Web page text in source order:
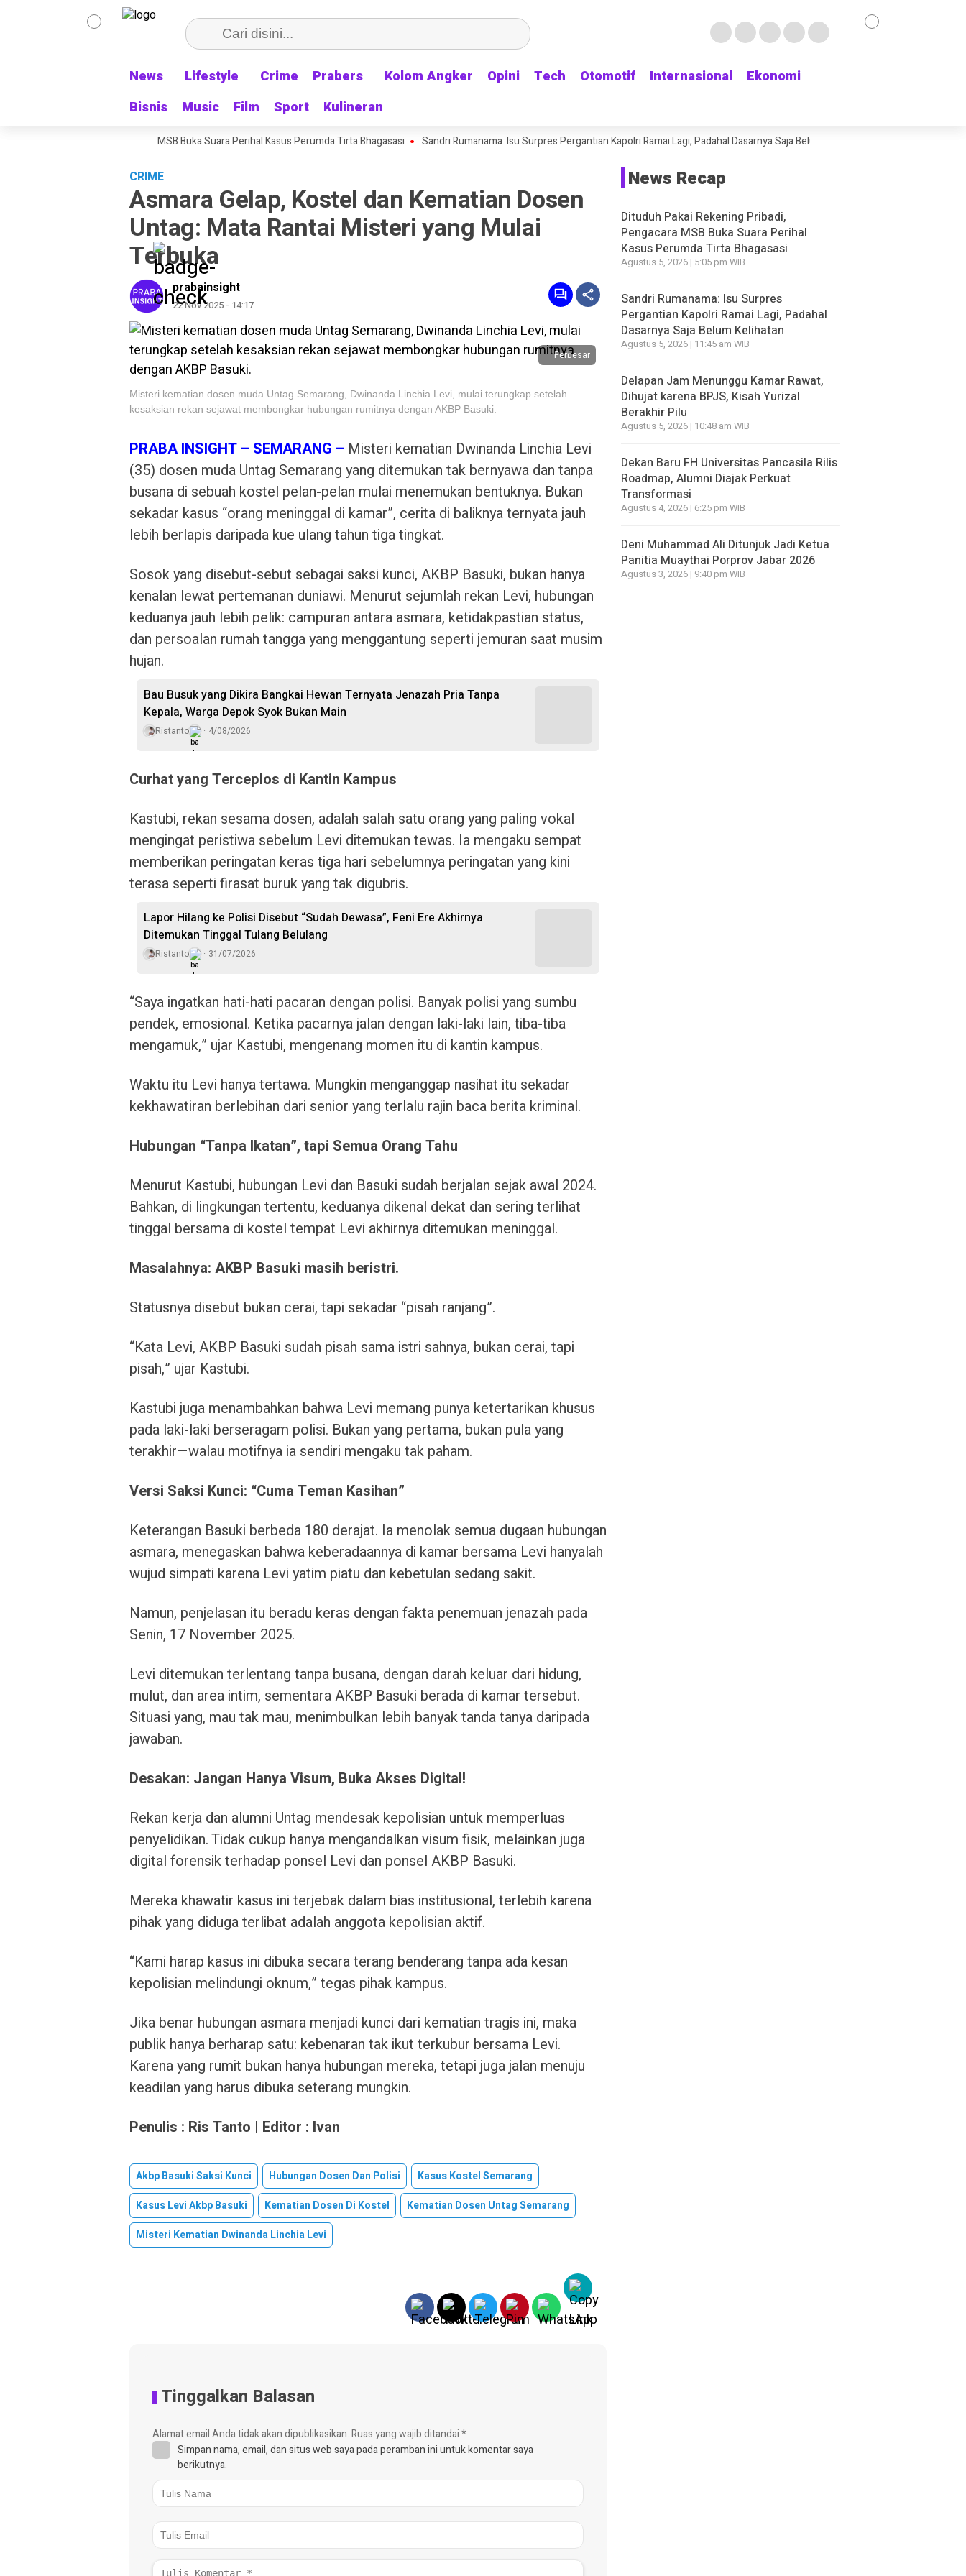
News Lifestyle Crime Prabers Kolom Angker Opini Tech Otomotif Internasional
Ekonomi
Bisnis
Music Film Sport Kulineran
News Lifestyle Crime Prabers Kolom Angker Opini Tech Otomotif Internasional
Ekonomi
Bisnis
Music Film Sport Kulineran
Pribadi, Pengacara MSB Buka Suara Perihal Kasus Perumda Tirta Bhagasasi Sandri Rumanama: Isu Surpres Pergantian Kapolri Ramai Lagi, Padahal Dasarnya Saja Belum Kelihatan
CRIME
Asmara Gelap, Kostel dan Kematian Dosen
Untag: Mata Rantai Misteri yang Mulai
Terbuka
prabainsight
22 Nov 2025 - 14:17
Perbesar
Misteri kematian dosen muda Untag Semarang, Dwinanda Linchia Levi, mulai terungkap setelah
kesaksian rekan sejawat membongkar hubungan rumitnya dengan AKBP Basuki.
PRABA INSIGHT – SEMARANG – Misteri kematian Dwinanda Linchia Levi
(35) dosen muda Untag Semarang yang ditemukan tak bernyawa dan tanpa
busana di sebuah kostel pelan-pelan mulai menemukan bentuknya. Bukan
sekadar kasus “orang meninggal di kamar”, cerita di baliknya ternyata jauh
lebih berlapis daripada kue ulang tahun tiga tingkat.
Sosok yang disebut-sebut sebagai saksi kunci, AKBP Basuki, bukan hanya
kenalan lewat pertemanan duniawi. Menurut sejumlah rekan Levi, hubungan
keduanya jauh lebih pelik: campuran antara asmara, ketidakpastian status,
dan persoalan rumah tangga yang menggantung seperti jemuran saat musim
hujan.
Bau Busuk yang Dikira Bangkai Hewan Ternyata Jenazah Pria Tanpa
Kepala, Warga Depok Syok Bukan Main
Ristanto 4/08/2026
Curhat yang Terceplos di Kantin Kampus
Kastubi, rekan sesama dosen, adalah salah satu orang yang paling vokal
mengingat peristiwa sebelum Levi ditemukan tewas. Ia mengaku sempat
memberikan peringatan keras tiga hari sebelumnya peringatan yang kini
terasa seperti firasat buruk yang tak digubris.
Lapor Hilang ke Polisi Disebut “Sudah Dewasa”, Feni Ere Akhirnya
Ditemukan Tinggal Tulang Belulang
Ristanto 31/07/2026
“Saya ingatkan hati-hati pacaran dengan polisi. Banyak polisi yang sumbu
pendek, emosional. Ketika pacarnya jalan dengan laki-laki lain, tiba-tiba
mengamuk,” ujar Kastubi, mengenang momen itu di kantin kampus.
Waktu itu Levi hanya tertawa. Mungkin menganggap nasihat itu sekadar
kekhawatiran berlebihan dari senior yang terlalu rajin baca berita kriminal.
Hubungan “Tanpa Ikatan”, tapi Semua Orang Tahu
Menurut Kastubi, hubungan Levi dan Basuki sudah berjalan sejak awal 2024.
Bahkan, di lingkungan tertentu, keduanya dikenal dekat dan sering terlihat
tinggal bersama di kostel tempat Levi akhirnya ditemukan meninggal.
Masalahnya: AKBP Basuki masih beristri.
Statusnya disebut bukan cerai, tapi sekadar “pisah ranjang”.
“Kata Levi, AKBP Basuki sudah pisah sama istri sahnya, bukan cerai, tapi
pisah,” ujar Kastubi.
Kastubi juga menambahkan bahwa Levi memang punya ketertarikan khusus
pada laki-laki berseragam polisi. Bukan yang pertama, bukan pula yang
terakhir—walau motifnya ia sendiri mengaku tak paham.
Versi Saksi Kunci: “Cuma Teman Kasihan”
Keterangan Basuki berbeda 180 derajat. Ia menolak semua dugaan hubungan
asmara, menegaskan bahwa keberadaannya di kamar bersama Levi hanyalah
wujud simpati karena Levi yatim piatu dan kebetulan sedang sakit.
Namun, penjelasan itu beradu keras dengan fakta penemuan jenazah pada
Senin, 17 November 2025.
Levi ditemukan terlentang tanpa busana, dengan darah keluar dari hidung,
mulut, dan area intim, sementara AKBP Basuki berada di kamar tersebut.
Situasi yang, mau tak mau, menimbulkan lebih banyak tanda tanya daripada
jawaban.
Desakan: Jangan Hanya Visum, Buka Akses Digital!
Rekan kerja dan alumni Untag mendesak kepolisian untuk memperluas
penyelidikan. Tidak cukup hanya mengandalkan visum fisik, melainkan juga
digital forensik terhadap ponsel Levi dan ponsel AKBP Basuki.
Mereka khawatir kasus ini terjebak dalam bias institusional, terlebih karena
pihak yang diduga terlibat adalah anggota kepolisian aktif.
“Kami harap kasus ini dibuka secara terang benderang tanpa ada kesan
kepolisian melindungi oknum,” tegas pihak kampus.
Jika benar hubungan asmara menjadi kunci dari kematian tragis ini, maka
publik hanya berharap satu: kebenaran tak ikut terkubur bersama Levi.
Karena yang rumit bukan hanya hubungan mereka, tetapi juga jalan menuju
keadilan yang harus dibuka seterang mungkin.
Penulis : Ris Tanto | Editor : Ivan
Akbp Basuki Saksi Kunci Hubungan Dosen Dan Polisi
Kasus Kostel Semarang
Kasus Levi Akbp Basuki
Kematian Dosen Di Kostel
Kematian Dosen Untag Semarang
Misteri Kematian Dwinanda Linchia Levi
Tinggalkan Balasan
Alamat email Anda tidak akan dipublikasikan.Ruas yang wajib ditandai*
Simpan nama, email, dan situs web saya pada peramban ini untuk komentar saya
berikutnya.
News Recap
Dituduh Pakai Rekening Pribadi,
Pengacara MSB Buka Suara Perihal
Kasus Perumda Tirta Bhagasasi
Agustus 5, 2026 | 5:05 pm WIB
Sandri Rumanama: Isu Surpres
Pergantian Kapolri Ramai Lagi, Padahal
Dasarnya Saja Belum Kelihatan
Agustus 5, 2026 | 11:45 am WIB
Delapan Jam Menunggu Kamar Rawat,
Dihujat karena BPJS, Kisah Yurizal
Berakhir Pilu
Agustus 5, 2026 | 10:48 am WIB
Dekan Baru FH Universitas Pancasila Rilis
Roadmap, Alumni Diajak Perkuat
Transformasi
Agustus 4, 2026 | 6:25 pm WIB
Deni Muhammad Ali Ditunjuk Jadi Ketua
Panitia Muaythai Porprov Jabar 2026
Agustus 3, 2026 | 9:40 pm WIB